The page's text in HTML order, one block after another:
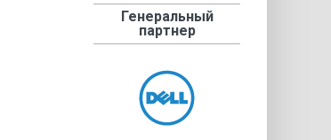
Генеральный
партнер